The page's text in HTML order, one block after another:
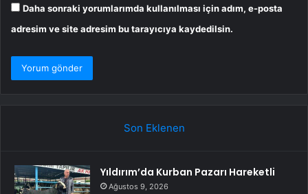
Daha sonraki yorumlarımda kullanılması için adım, e-posta
adresim ve site adresim bu tarayıcıya kaydedilsin.
Son Eklenen
Yıldırım’da Kurban Pazarı Hareketli
Ağustos 9, 2026